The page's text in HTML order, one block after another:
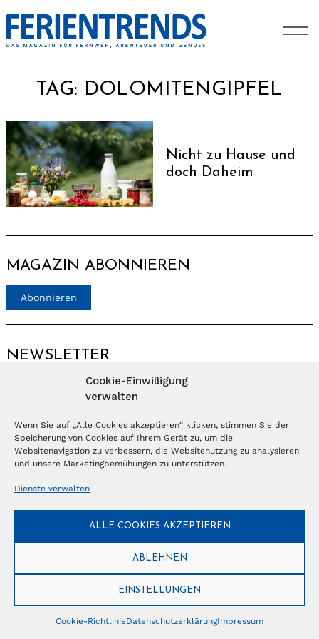
Cookie-Einwilligung
verwalten
Wenn Sie auf „Alle Cookies akzeptieren“ klicken, stimmen Sie der
Speicherung von Cookies auf Ihrem Gerät zu, um die
Websitenavigation zu verbessern, die Websitenutzung zu analysieren
und unsere Marketingbemühungen zu unterstützen.
Dienste verwalten
ALLE COOKIES AKZEPTIEREN
ABLEHNEN
EINSTELLUNGEN
Cookie-RichtlinieDatenschutzerklärungImpressum
TAG: DOLOMITENGIPFEL
Nicht zu Hause und
doch Daheim
MAGAZIN ABONNIEREN
Abonnieren
NEWSLETTER
© Copyright 2026 – Ferientrends // info@tlvg.ch// +41 31 300 30 85 //
Tourismus Lifestyle Verlag GmbH // Frohbergweg 1 - CH-3012 Bern //
Datenschutzerklärung//Impressum